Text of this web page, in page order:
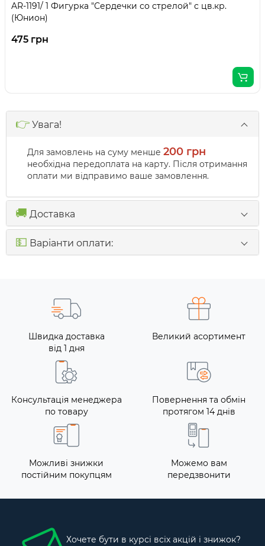
AR-1191/ 1 Фигурка "Сердечки со стрелой" с цв.кр.
(Юнион)
475 грн
👉 Увага!
Для замовлень на суму менше 200 грн
необхідна передоплата на карту. Після отримання
оплати ми відправимо ваше замовлення.
🚚 Доставка
💵 Варіанти оплати:
Швидка доставка
від 1 дня
Великий асортимент
Консультація менеджера
по товару
Повернення та обмін
протягом 14 днів
Можливі знижки
постійним покупцям
Можемо вам
передзвонити
Хочете бути в курсі всіх акцій і знижок?